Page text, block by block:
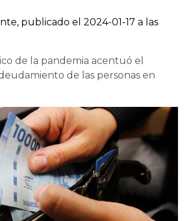
publicado el 2024-01-17 a las
de la pandemia acentuó el
de las personas en